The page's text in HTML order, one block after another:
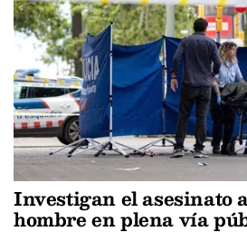
Investigan el asesinato
hombre en plena vía